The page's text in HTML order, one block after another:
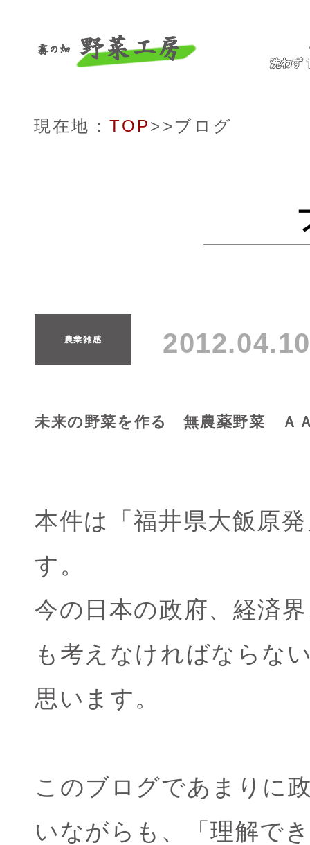
現在地： TOP>>ブログ
農業雑感
未来の野菜を作る 無農薬野菜 Ａ
本件は「福井県大飯原
す。
今の日本の政府、経済
も考えなければならな
思います。
このブログであまりに
いながらも、「理解で